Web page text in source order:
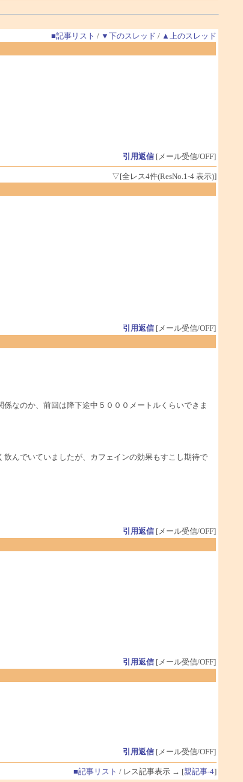
■記事リスト / ▼下のスレッド / ▲上のスレッド
引用返信[メール受信/OFF]
▽[全レス4件(ResNo.1-4 表示)]
引用返信[メール受信/OFF]
なのか、前回は降下途中５０００メートルくらいできま
んでいていましたが、カフェインの効果もすこし期待で
引用返信[メール受信/OFF]
引用返信[メール受信/OFF]
引用返信[メール受信/OFF]
■記事リスト / レス記事表示 → [親記事-4]